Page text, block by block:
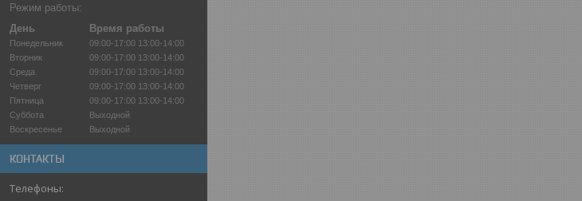
Режим работы:
День
Время работы
Понедельник 09:00-17:00 13:00-14:00
Вторник
09:00-17:00 13:00-14:00
Среда
09:00-17:00 13:00-14:00
Четверг
09:00-17:00 13:00-14:00
Пятница
09:00-17:00 13:00-14:00
Суббота
Выходной
Воскресенье
Выходной
КОНТАКТЫ